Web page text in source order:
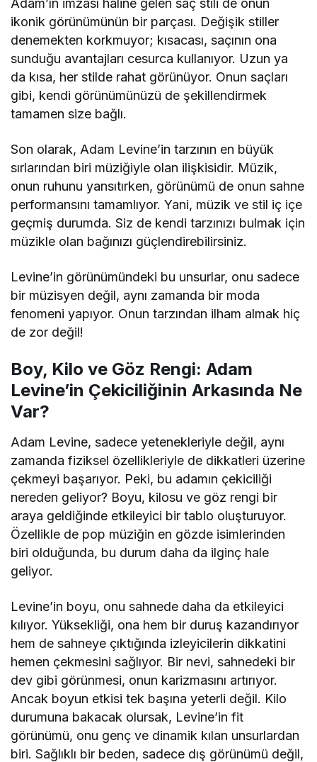
Adam’ın imzası haline gelen saç stili de onun
ikonik görünümünün bir parçası. Değişik stiller
denemekten korkmuyor; kısacası, saçının ona
sunduğu avantajları cesurca kullanıyor. Uzun ya
da kısa, her stilde rahat görünüyor. Onun saçları
gibi, kendi görünümünüzü de şekillendirmek
tamamen size bağlı.
Son olarak, Adam Levine’in tarzının en büyük
sırlarından biri müziğiyle olan ilişkisidir. Müzik,
onun ruhunu yansıtırken, görünümü de onun sahne
performansını tamamlıyor. Yani, müzik ve stil iç içe
geçmiş durumda. Siz de kendi tarzınızı bulmak için
müzikle olan bağınızı güçlendirebilirsiniz.
Levine’in görünümündeki bu unsurlar, onu sadece
bir müzisyen değil, aynı zamanda bir moda
fenomeni yapıyor. Onun tarzından ilham almak hiç
de zor değil!
Boy, Kilo ve Göz Rengi: Adam
Levine’in Çekiciliğinin Arkasında Ne
Var?
Adam Levine, sadece yetenekleriyle değil, aynı
zamanda fiziksel özellikleriyle de dikkatleri üzerine
çekmeyi başarıyor. Peki, bu adamın çekiciliği
nereden geliyor? Boyu, kilosu ve göz rengi bir
araya geldiğinde etkileyici bir tablo oluşturuyor.
Özellikle de pop müziğin en gözde isimlerinden
biri olduğunda, bu durum daha da ilginç hale
geliyor.
Levine’in boyu, onu sahnede daha da etkileyici
kılıyor. Yüksekliği, ona hem bir duruş kazandırıyor
hem de sahneye çıktığında izleyicilerin dikkatini
hemen çekmesini sağlıyor. Bir nevi, sahnedeki bir
dev gibi görünmesi, onun karizmasını artırıyor.
Ancak boyun etkisi tek başına yeterli değil. Kilo
durumuna bakacak olursak, Levine’in fit
görünümü, onu genç ve dinamik kılan unsurlardan
biri. Sağlıklı bir beden, sadece dış görünümü değil,